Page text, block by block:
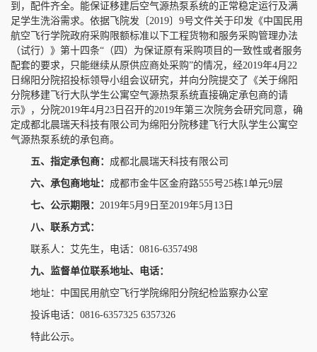
到，配件齐全。能保证移建后空气源热泵系统的正常稳定运行及满
足学生洗浴需求。依据飞院发〔2019〕9号文件关于印发《中国民用
航空飞行学院政府采购限额标准以下工程货物和服务采购管理办法
（试行）》第十四条“（四）为保证原有采购项目的一致性或者服务
配套的要求，只能继续从原供应商处采购”的情况，经2019年4月22
日绵阳分院招投标领导小组会议研究，并向分院提交了《关于绵阳
分院移建飞行大队学生公寓空气源热泵系统直接确定承包商的请
示》，分院2019年4月23日召开的2019年第三次院务会研究同意，确
定成都北晨瑞天科技有限公司为绵阳分院移建飞行大队学生公寓空
气源热泵系统的承包商。
五、指定承包商： 成都北晨瑞天科技有限公司
六、承包商地址： 成都市金牛区金府路555号25栋1单元9层
七、公示期限： 2019年5月9日至2019年5月13日
八、联系方式：
联系人：艾先生，电话：0816-6357498
九、监督单位联系地址、电话：
地址：中国民用航空飞行学院绵阳分院纪检监察办公室
投诉电话：0816-6357325 6357326
特此公示。